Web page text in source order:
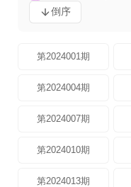
倒序
第2024001期
第2024004期
第2024007期
第2024010期
第2024013期